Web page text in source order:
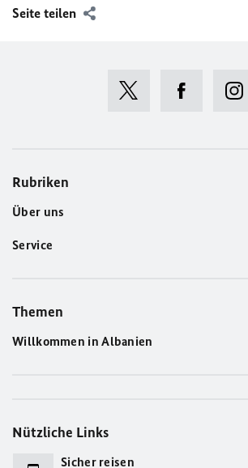
Seite teilen
Rubriken
Über uns
Service
Themen
Willkommen in Albanien
Nützliche Links
Sicher reisen